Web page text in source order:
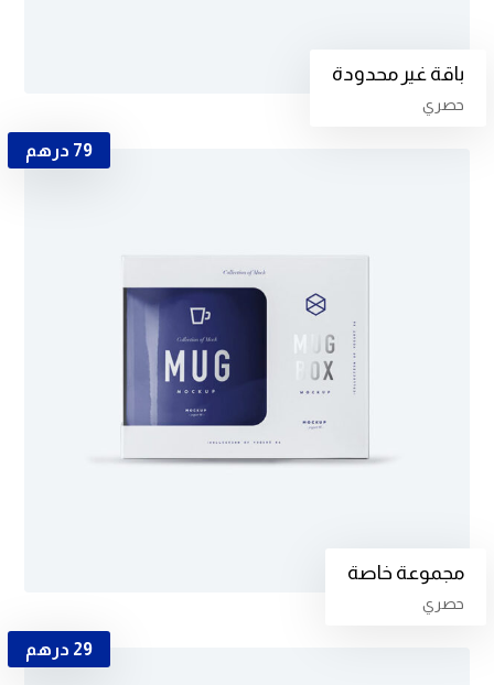
باقة غير محدودة
حصري
مجموعة خاصة
حصري
79 درهم
29 درهم